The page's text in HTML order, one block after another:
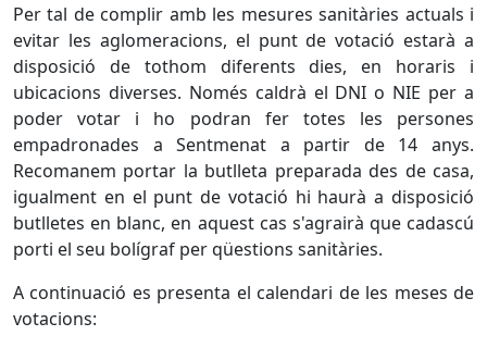
Per tal de complir amb les mesures sanitàries actuals i
evitar les aglomeracions, el punt de votació estarà a
disposició de tothom diferents dies, en horaris i
ubicacions diverses. Només caldrà el DNI o NIE per a
poder votar i ho podran fer totes les persones
empadronades a Sentmenat a partir de 14 anys.
Recomanem portar la butlleta preparada des de casa,
igualment en el punt de votació hi haurà a disposició
butlletes en blanc, en aquest cas s'agrairà que cadascú
porti el seu bolígraf per qüestions sanitàries.
A continuació es presenta el calendari de les meses de
votacions: